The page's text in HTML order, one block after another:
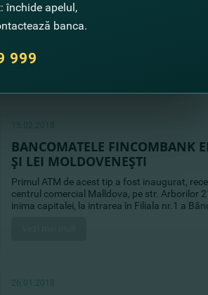
Vezi mai mult
15.02.2018
BANCOMATELE FINCOMBANK
ŞI LEI MOLDOVENEŞTI
Primul ATM de acest tip a fost inaugurat,
centrul comercial Malldova, pe str. Arborilor
inima capitalei, la intrarea în Filiala nr.1 a
26.01.2018
închide apelul,
banca.
999